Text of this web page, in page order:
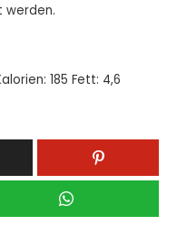
werden.
185 Fett: 4,6